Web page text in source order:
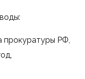
прокуратуры РФ,